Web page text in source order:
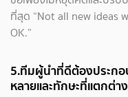
ที่สุด “Not all new ideas
OK.”
5.ทีมผู้นำที่ดีต้องประก
หลายและทักษะที่แตกต่าง